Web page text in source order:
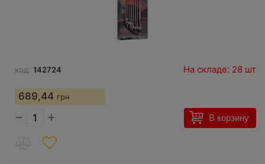
код: 142724 На складе: 28 шт
689,44 грн
− + В корзину